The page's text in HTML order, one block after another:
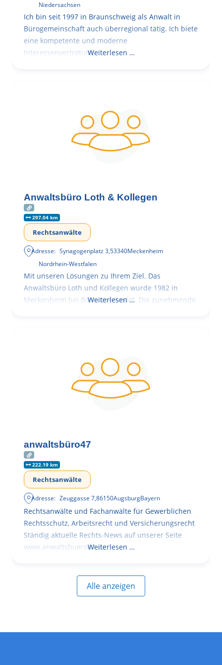
Niedersachsen
Ich bin seit 1997 in Braunschweig als Anwalt in
Bürogemeinschaft auch überregional tätig. Ich biete
eine kompetente und moderne
Interessenvertretung,Weiterlesen …
Anwaltsbüro Loth & Kollegen
297.04 km
Rechtsanwälte
Adresse: Synagogenplatz 3,53340Meckenheim
Nordrhein-Westfalen
Mit unseren Lösungen zu Ihrem Ziel. Das
Anwaltsbüro Loth und Kollegen wurde 1982 in
Meckenheim bei Bonn gegründet. Die zunehmende
Weiterlesen …
anwaltsbüro47
222.19 km
Rechtsanwälte
Adresse: Zeuggasse 7,86150AugsburgBayern
Rechtsanwälte und Fachanwälte für Gewerblichen
Rechtsschutz, Arbeitsrecht und Versicherungsrecht
Ständig aktuelle Rechts-News auf unserer Seite
www.anwaltsbuero47.deWeiterlesen …
Alle anzeigen